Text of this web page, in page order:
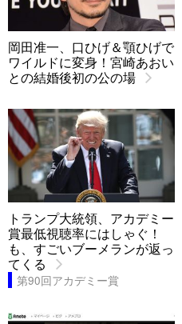
岡田准一、口ひげ＆顎ひげで
ワイルドに変身！宮崎あおい
との結婚後初の公の場
トランプ大統領、アカデミー
賞最低視聴率にはしゃぐ！
も、すごいブーメランが返っ
てくる
第90回アカデミー賞